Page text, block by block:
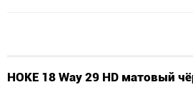
HOKE 18 Way 29 HD матовый